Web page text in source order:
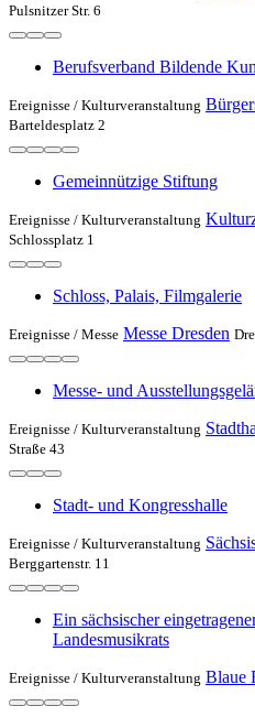
Pulsnitzer Str. 6
Berufsverband Bildende
Ereignisse / Kulturveranstaltung
Barteldesplatz 2
Gemeinnützige Stiftung
Ereignisse / Kulturveranstaltung
Schlossplatz 1
Schloss, Palais, Filmgalerie
Ereignisse / Messe Messe Dresden
Messe- und
Ereignisse / Kulturveranstaltung
Straße 43
Stadt- und Kongresshalle
Ereignisse / Kulturveranstaltung
Berggartenstr. 11
Ein sächsischer
Landesmusikrats
Ereignisse / Kulturveranstaltung Blaue